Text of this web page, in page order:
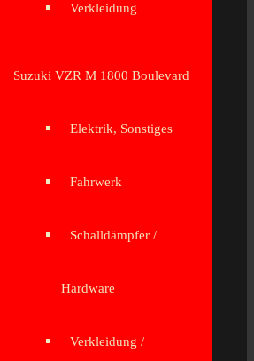
Verkleidung
Suzuki VZR M 1800 Boulevard
Elektrik, Sonstiges
Fahrwerk
Schalldämpfer /
Hardware
Verkleidung /